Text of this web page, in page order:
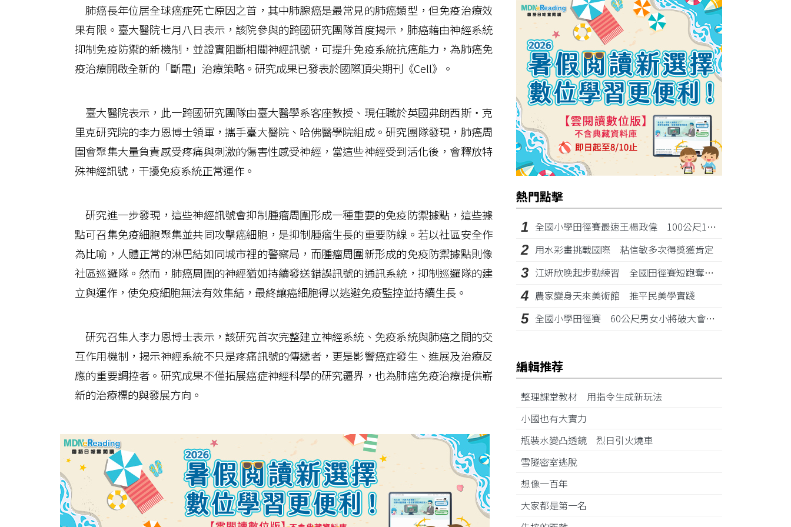
肺癌長年位居全球癌症死亡原因之首，其中肺腺癌是最常見的肺癌類型，但免疫治療效
果有限。臺大醫院七月八日表示，該院參與的跨國研究團隊首度揭示，肺癌藉由神經系統
抑制免疫防禦的新機制，並證實阻斷相關神經訊號，可提升免疫系統抗癌能力，為肺癌免
疫治療開啟全新的「斷電」治療策略。研究成果已發表於國際頂尖期刊《Cell》。
臺大醫院表示，此一跨國研究團隊由臺大醫學系客座教授、現任職於英國弗朗西斯‧克
里克研究院的李力恩博士領軍，攜手臺大醫院、哈佛醫學院組成。研究團隊發現，肺癌周
圍會聚集大量負責感受疼痛與刺激的傷害性感受神經，當這些神經受到活化後，會釋放特
殊神經訊號，干擾免疫系統正常運作。
研究進一步發現，這些神經訊號會抑制腫瘤周圍形成一種重要的免疫防禦據點，這些據
點可召集免疫細胞聚集並共同攻擊癌細胞，是抑制腫瘤生長的重要防線。若以社區安全作
為比喻，人體正常的淋巴結如同城市裡的警察局，而腫瘤周圍新形成的免疫防禦據點則像
社區巡邏隊。然而，肺癌周圍的神經猶如持續發送錯誤訊號的通訊系統，抑制巡邏隊的建
立與運作，使免疫細胞無法有效集結，最終讓癌細胞得以逃避免疫監控並持續生長。
研究召集人李力恩博士表示，該研究首次完整建立神經系統、免疫系統與肺癌之間的交
互作用機制，揭示神經系統不只是疼痛訊號的傳遞者，更是影響癌症發生、進展及治療反
應的重要調控者。研究成果不僅拓展癌症神經科學的研究疆界，也為肺癌免疫治療提供嶄
新的治療標的與發展方向。
熱門點擊
1 全國小學田徑賽最速王楊政偉 100公尺11秒87奪金
2 用水彩畫挑戰國際 粘信敏多次得獎獲肯定
3 江姸欣晚起步勤練習 全國田徑賽短跑奪金摘銅
4 農家變身天來美術館 推平民美學實踐
5 全國小學田徑賽 60公尺男女小將破大會紀錄
編輯推荐
整理課堂教材 用指令生成新玩法
小國也有大實力
瓶裝水變凸透鏡 烈日引火燒車
雪隧密室逃脫
想像一百年
大家都是第一名